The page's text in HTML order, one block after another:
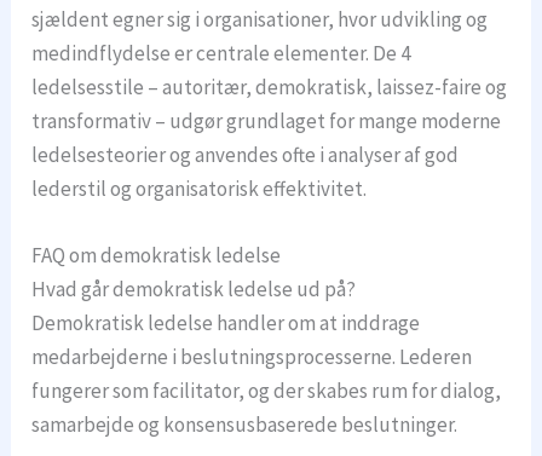
sjældent egner sig i organisationer, hvor udvikling og
medindflydelse er centrale elementer. De 4
ledelsesstile – autoritær, demokratisk, laissez-faire og
transformativ – udgør grundlaget for mange moderne
ledelsesteorier og anvendes ofte i analyser af god
lederstil og organisatorisk effektivitet.
FAQ om demokratisk ledelse
Hvad går demokratisk ledelse ud på?
Demokratisk ledelse handler om at inddrage
medarbejderne i beslutningsprocesserne. Lederen
fungerer som facilitator, og der skabes rum for dialog,
samarbejde og konsensusbaserede beslutninger.